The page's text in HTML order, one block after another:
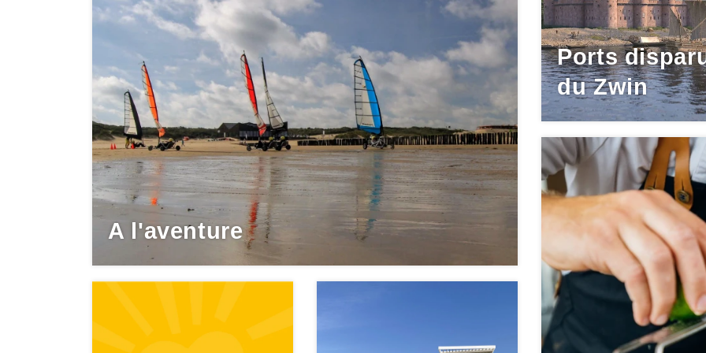
A l'aventure
Ports
du Zwin